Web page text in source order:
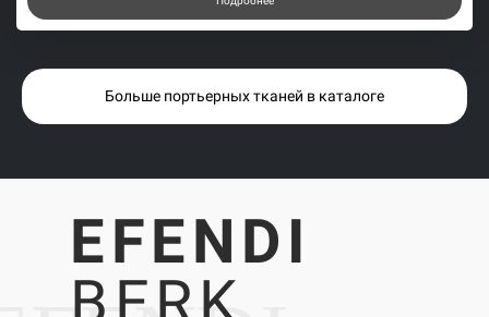
Больше портьерных тканей в каталоге
EFENDI